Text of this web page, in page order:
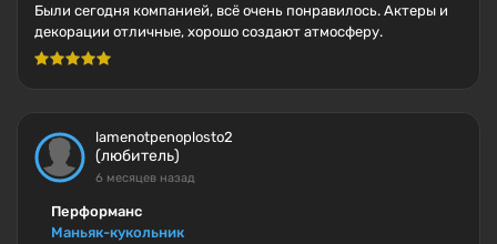
Были сегодня компанией, всё очень понравилось. Актеры и
декорации отличные, хорошо создают атмосферу.
lamenotpenoplosto2
(любитель)
6 месяцев назад
Перформанс
Маньяк-кукольник